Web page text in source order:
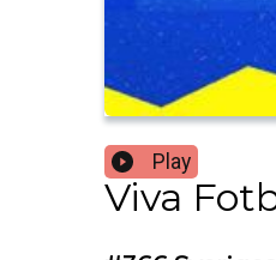
Play
Viva